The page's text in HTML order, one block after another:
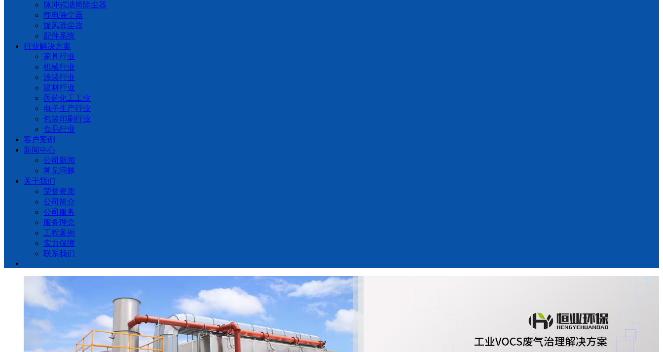
脉冲式滤筒除尘器
静电除尘器
旋风除尘器
配件系统
行业解决方案
家具行业
机械行业
涂装行业
建材行业
医药化工工业
电子生产行业
包装印刷行业
食品行业
客户案例
新闻中心
公司新闻
常见问题
关于我们
荣誉资质
公司简介
公司服务
服务理念
工程案例
实力保障
联系我们